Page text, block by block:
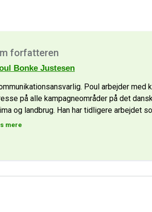
forfatteren
Bonke Justesen
Poul arbejder med
på alle kampagneområder på det
og landbrug. Han har tidligere arbejdet
mere